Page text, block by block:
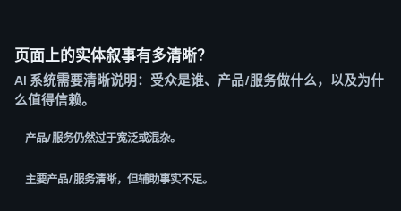
页面上的实体叙事有多清晰？
AI 系统需要清晰说明：受众是谁、产品/服务做什么，以及为什
么值得信赖。
产品/服务仍然过于宽泛或混杂。
主要产品/服务清晰，但辅助事实不足。